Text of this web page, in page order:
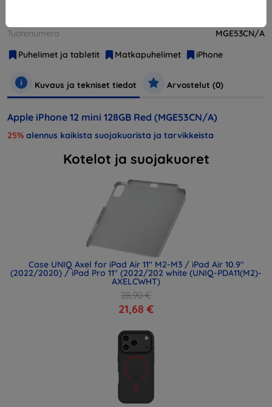
Tuotenumero
MGE53CN/A
Puhelimet ja tabletit
Matkapuhelimet iPhone
Kuvaus ja tekniset tiedot Arvostelut (0)
Apple iPhone 12 mini 128GB Red (MGE53CN/A)
25% alennus kaikista suojakuorista ja tarvikkeista
Kotelot ja suojakuoret
Case UNIQ Axel for iPad Air 11" M2-M3 / iPad Air 10.9"
(2022/2020) / iPad Pro 11" (2022/202 white (UNIQ-PDA11(M2)-
AXELCWHT)
28,90 €
21,68 €